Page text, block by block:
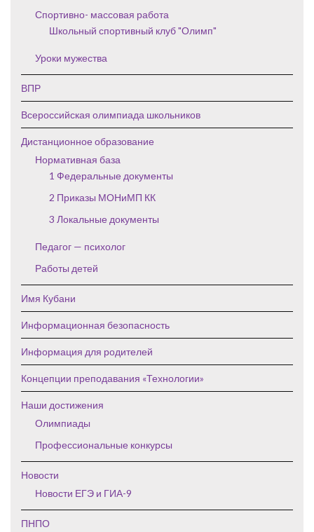
Спортивно- массовая работа
Школьный спортивный клуб "Олимп"
Уроки мужества
ВПР
Всероссийская олимпиада школьников
Дистанционное образование
Нормативная база
1 Федеральные документы
2 Приказы МОНиМП КК
3 Локальные документы
Педагог — психолог
Работы детей
Имя Кубани
Информационная безопасность
Информация для родителей
Концепции преподавания «Технологии»
Наши достижения
Олимпиады
Профессиональные конкурсы
Новости
Новости ЕГЭ и ГИА-9
ПНПО